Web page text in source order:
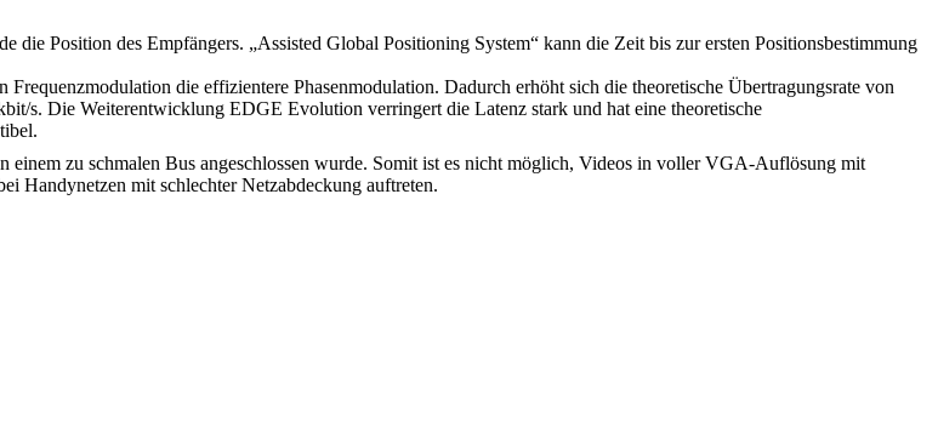
die Position des Empfängers. „Assisted Global Positioning System“ kann die Zeit bis zur ersten Positionsbestimmung
die effizientere Phasenmodulation. Dadurch erhöht sich die theoretische Übertragungsrate von
s. Die Weiterentwicklung EDGE Evolution verringert die Latenz stark und hat eine theoretische
zu schmalen Bus angeschlossen wurde. Somit ist es nicht möglich, Videos in voller VGA-Auflösung mit
Handynetzen mit schlechter Netzabdeckung auftreten.